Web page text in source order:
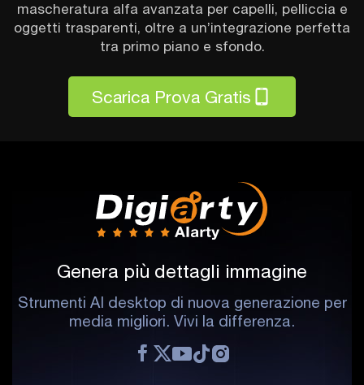
mascheratura alfa avanzata per capelli, pelliccia e
oggetti trasparenti, oltre a un’integrazione perfetta
tra primo piano e sfondo.
Scarica Prova Gratis
Genera più dettagli immagine
Strumenti AI desktop di nuova generazione per
media migliori. Vivi la differenza.